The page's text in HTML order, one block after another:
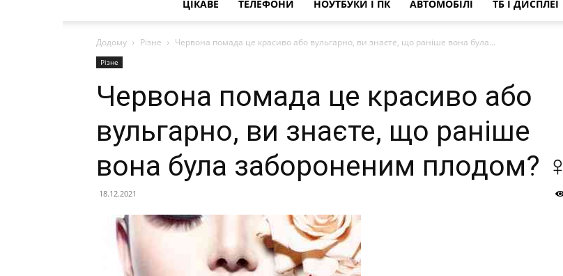
ЦІКАВЕ ТЕЛЕФОНИ НОУТБУКИ І ПК АВТОМОБІЛІ ТБ І ДИСПЛЕЇ
Додому Різне Червона помада це красиво або вульгарно, ви знаєте, що раніше вона була...
Різне
Червона помада це красиво або
вульгарно, ви знаєте, що раніше
вона була забороненим плодом? ♀ ️
18.12.2021